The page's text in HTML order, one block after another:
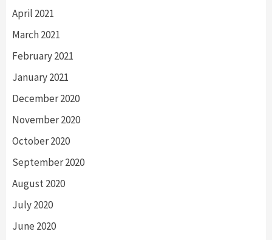
April 2021
March 2021
February 2021
January 2021
December 2020
November 2020
October 2020
September 2020
August 2020
July 2020
June 2020